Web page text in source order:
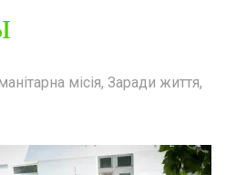
місія, Заради життя,